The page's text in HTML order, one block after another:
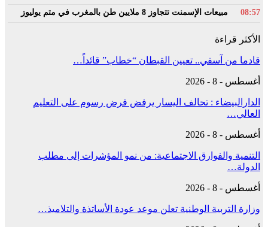
08:57
مبيعات الإسمنت تتجاوز 8 ملايين طن بالمغرب في متم يوليوز
الأكثر قراءة
قادما من آسفي.. تعيين القبطان “خطاب” قائداً…
أغسطس - 8 - 2026
الدارالبيضاء : تحالف اليسار يرفض فرض رسوم على التعليم
العالي…
أغسطس - 8 - 2026
التنمية والفوارق الاجتماعية: من نمو المؤشرات إلى مطلب
الدولة…
أغسطس - 8 - 2026
وزارة التربية الوطنية تعلن موعد عودة الأساتذة والتلاميذ…